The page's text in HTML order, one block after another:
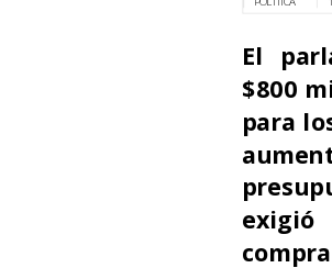
El
$800
para
exigió